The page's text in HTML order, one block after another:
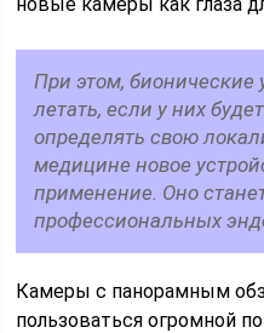
При этом, бионические
летать, если у них
определять свою
медицине новое
применение. Оно
профессиональных
Камеры с панорамным
пользоваться огромной